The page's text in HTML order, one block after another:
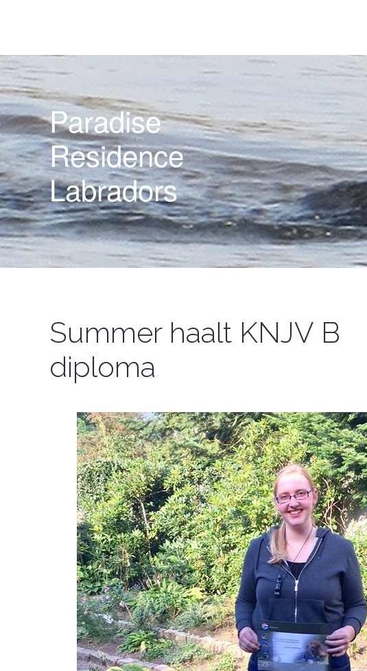
Paradise
Residence
Labradors
Summer haalt KNJV B
diploma